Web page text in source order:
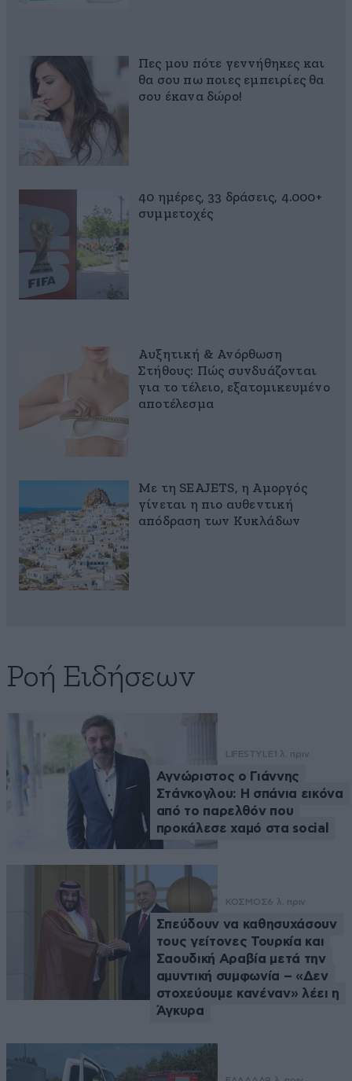
Πες μου πότε γεννήθηκες και
θα σου πω ποιες εμπειρίες θα
σου έκανα δώρο!
40 ημέρες, 33 δράσεις, 4.000+
συμμετοχές
Αυξητική & Ανόρθωση
Στήθους: Πώς συνδυάζονται
για το τέλειο, εξατομικευμένο
αποτέλεσμα
Με τη SEAJETS, η Αμοργός
γίνεται η πιο αυθεντική
απόδραση των Κυκλάδων
Ροή Ειδήσεων
LIFESTYLE 1 λ. πριν
Αγνώριστος ο Γιάννης
Στάνκογλου: Η σπάνια εικόνα
από το παρελθόν που
προκάλεσε χαμό στα social
ΚΟΣΜΟΣ6 λ. πριν
Σπεύδουν να καθησυχάσουν
τους γείτονες Τουρκία και
Σαουδική Αραβία μετά την
αμυντική συμφωνία – «Δεν
στοχεύουμε κανέναν» λέει η
Άγκυρα